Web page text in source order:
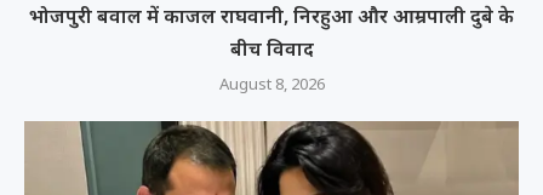
भोजपुरी बवाल में काजल राघवानी, निरहुआ और आम्रपाली दुबे के
बीच विवाद
August 8, 2026